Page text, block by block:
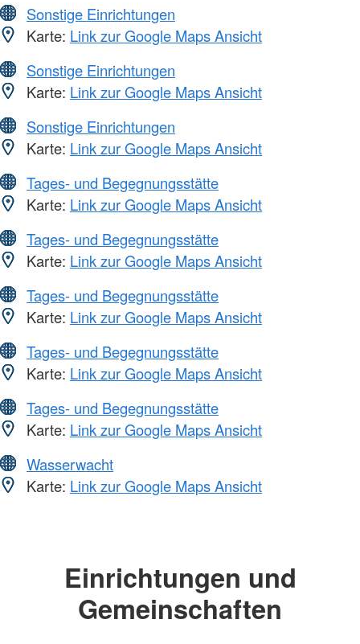
Sonstige Einrichtungen
Karte: Link zur Google Maps Ansicht
Sonstige Einrichtungen
Karte: Link zur Google Maps Ansicht
Sonstige Einrichtungen
Karte: Link zur Google Maps Ansicht
Tages- und Begegnungsstätte
Karte: Link zur Google Maps Ansicht
Tages- und Begegnungsstätte
Karte: Link zur Google Maps Ansicht
Tages- und Begegnungsstätte
Karte: Link zur Google Maps Ansicht
Tages- und Begegnungsstätte
Karte: Link zur Google Maps Ansicht
Tages- und Begegnungsstätte
Karte: Link zur Google Maps Ansicht
Wasserwacht
Karte: Link zur Google Maps Ansicht
Einrichtungen und
Gemeinschaften